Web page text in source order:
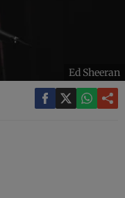
Ed Sheeran